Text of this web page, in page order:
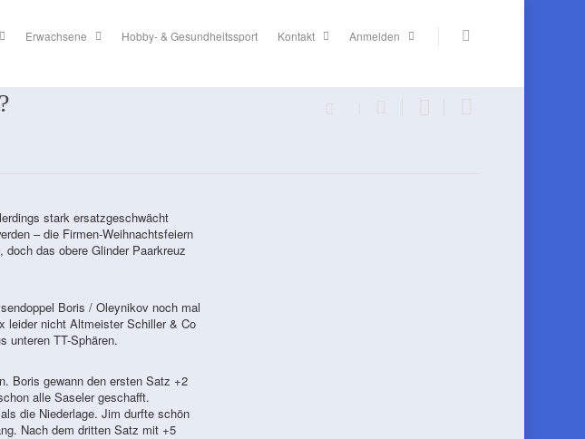
Erwachsene Hobby- & Gesundheitssport Kontakt Anmelden
stark ersatzgeschwächt
– die Firmen-Weihnachtsfeiern
das obere Glinder Paarkreuz
Boris / Oleynikov noch mal
leider nicht Altmeister Schiller & Co
unteren TT-Sphären.
Boris gewann den ersten Satz +2
alle Saseler geschafft.
die Niederlage. Jim durfte schön
Nach dem dritten Satz mit +5